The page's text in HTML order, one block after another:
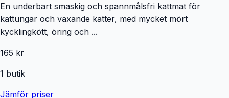
En underbart smaskig och spannmålsfri kattmat för
kattungar och växande katter, med mycket mört
kycklingkött, öring och ...
165 kr
1 butik
Jämför priser